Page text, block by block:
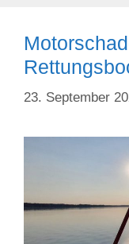
23. September